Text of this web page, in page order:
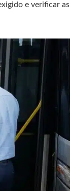
e verificar as